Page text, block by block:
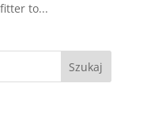
to...
Szukaj